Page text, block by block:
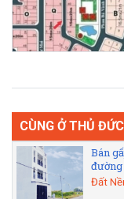
CÙNG Ở THỦ ĐỨC
Bán
đường
Đất